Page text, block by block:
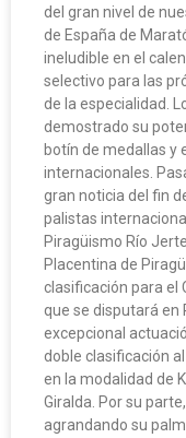
del gran nivel de
de España de
ineludible en el
selectivo para las
de la especialidad.
demostrado su
botín de medallas y
internacionales.
gran noticia del fin
palistas
Piragüismo Río
Placentina de
clasificación para el
que se disputará en
excepcional
doble clasificación
en la modalidad de
Giralda. Por su
agrandando su